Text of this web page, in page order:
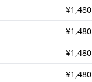
¥1,480
¥1,480
¥1,480
¥1,480